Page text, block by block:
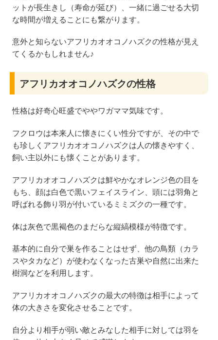
ットが長生きし（寿命が延び）、一緒に過ごせる大切
な時間が増えることにも繋がります。
意外と知らないアフリカオオコノハズクの性格が見え
てくるかもしれません♪
アフリカオオコノハズクの性格
性格は好奇心旺盛でややワガママ気味です。
フクロウは本来人に懐きにくい性分ですが、その中で
も珍しくアフリカオオコノハズクは人の懐きやすく、
飼い主以外にも懐くことがあります。
アフリカオオコノハズクは鮮やかなオレンジ色の目を
もち、顔は白色で黒いフェイスライン、頭には羽角と
呼ばれる飾り羽が付いているミミズクの一種です。
体は灰色で黒褐色のまだらな縦縞模様が特徴です。
基本的に自分で巣を作ることはせず、他の鳥類（カラ
スやタカなど）が使わなくなった古巣や自然に出来た
樹洞などを利用します。
アフリカオオコノハズクの最大の特徴は相手によって
体の大きさを変化させることです。
自分より相手が弱い敵とみなした相手に対しては羽を